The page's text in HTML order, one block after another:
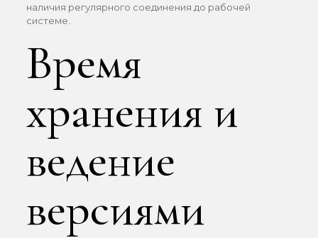
наличия регулярного соединения до рабочей
системе.
Время
хранения и
ведение
версиями